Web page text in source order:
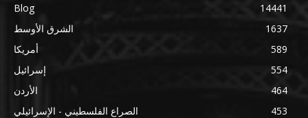
Blog
14441
الشرق الأوسط
1637
أمريكا
589
إسرائيل
554
الأردن
464
الصراع الفلسطيني - الإسرائيلي
453